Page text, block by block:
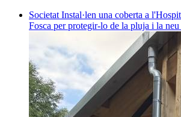
Societat Instal·len una coberta a
Fosca per protegir-lo de la pluja i la neu